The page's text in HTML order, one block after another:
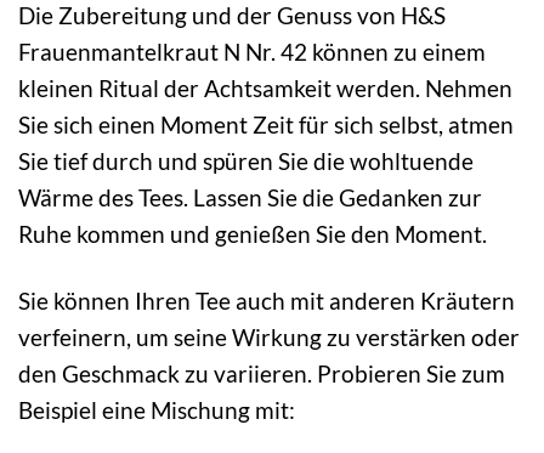
Die Zubereitung und der Genuss von H&S
Frauenmantelkraut N Nr. 42 können zu einem
kleinen Ritual der Achtsamkeit werden. Nehmen
Sie sich einen Moment Zeit für sich selbst, atmen
Sie tief durch und spüren Sie die wohltuende
Wärme des Tees. Lassen Sie die Gedanken zur
Ruhe kommen und genießen Sie den Moment.
Sie können Ihren Tee auch mit anderen Kräutern
verfeinern, um seine Wirkung zu verstärken oder
den Geschmack zu variieren. Probieren Sie zum
Beispiel eine Mischung mit: